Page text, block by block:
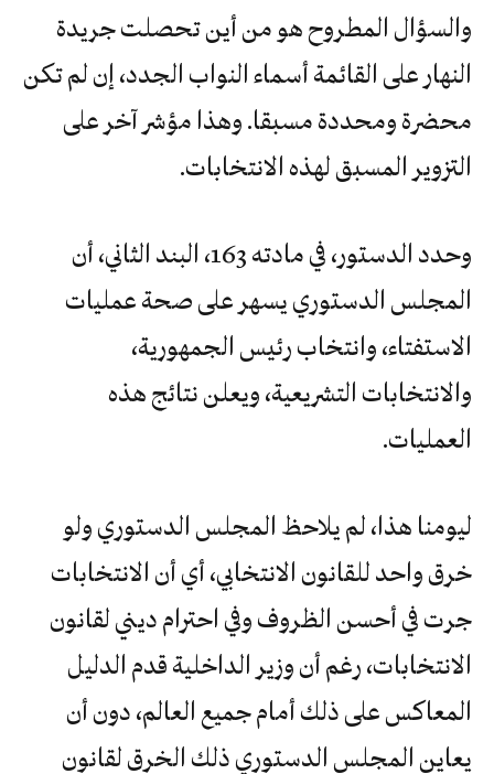
والسؤال المطروح هو من أين تحصلت جريدة
النهار على القائمة أسماء النواب الجدد، إن لم تكن
محضرة ومحددة مسبقا. وهذا مؤشر آخر على
التزوير المسبق لهذه الانتخابات.
وحدد الدستور، في مادته 163، البند الثاني، أن
المجلس الدستوري يسهر على صحة عمليات
الاستفتاء، وانتخاب رئيس الجمهورية،
والانتخابات التشريعية، ويعلن نتائج هذه
العمليات.
ليومنا هذا، لم يلاحظ المجلس الدستوري ولو
خرق واحد للقانون الانتخابي، أي أن الانتخابات
جرت في أحسن الظروف وفي احترام ديني لقانون
الانتخابات، رغم أن وزير الداخلية قدم الدليل
المعاكس على ذلك أمام جميع العالم، دون أن
يعاين المجلس الدستوري ذلك الخرق لقانون